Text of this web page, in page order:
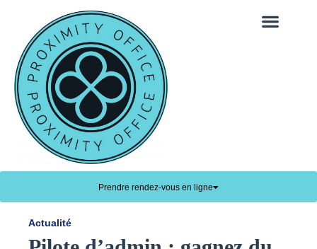
Prendre rendez-vous en ligne
Actualité